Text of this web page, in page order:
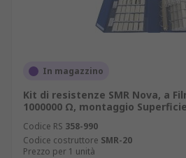
In magazzino
Kit di resistenze SMR Nova, a
1000000 Ω, montaggio Superficie
Codice RS 358-990
Codice costruttore SMR-20
Prezzo per 1 unità